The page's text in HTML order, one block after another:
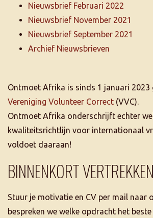
Nieuwsbrief Februari 2022
Nieuwsbrief November 2021
Nieuwsbrief September 2021
Archief Nieuwsbrieven
Ontmoet Afrika is sinds 1 januari 2023
Vereniging Volunteer Correct (VVC).
Ontmoet Afrika onderschrijft echter
kwaliteitsrichtlijn voor internationaal
voldoet daaraan!
BINNENKORT
Stuur je motivatie en CV per mail naar
bespreken we welke opdracht het